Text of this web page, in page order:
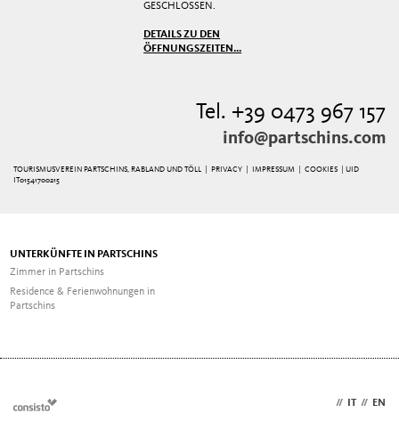
GESCHLOSSEN.
DETAILS ZU DEN
ÖFFNUNGSZEITEN...
Tel. +39 0473 967 157
info@partschins.com
TOURISMUSVEREIN PARTSCHINS, RABLAND UND TÖLL | PRIVACY IMPRESSUM |COOKIES
| UID
IT01541700215
UNTERKÜNFTE IN PARTSCHINS
Zimmer in Partschins
Residence & Ferienwohnungen in
Partschins
// // EN